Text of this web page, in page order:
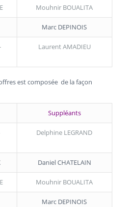
Mouhnir BOUALITA
Marc DEPINOIS
Laurent AMADIEU
est composée de la façon
Suppléants
Delphine LEGRAND
Daniel CHATELAIN
Mouhnir BOUALITA
Marc DEPINOIS